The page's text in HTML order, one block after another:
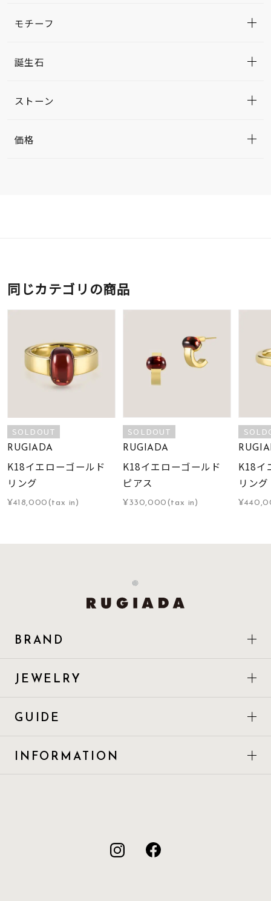
モチーフ
誕生石
ストーン
価格
同じカテゴリの商品
SOLDOUT
RUGIADA
K18イエローゴールド
リング
¥418,000(tax in)
SOLDOUT
RUGIADA
K18イエローゴールド
ピアス
¥330,000(tax in)
K18イ
リング
BRAND
JEWELRY
GUIDE
INFORMATION